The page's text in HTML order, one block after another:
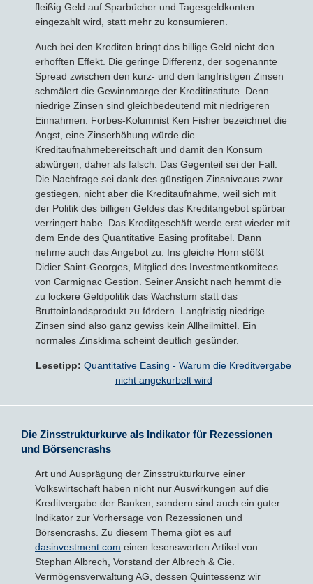
fleißig Geld auf Sparbücher und Tagesgeldkonten
eingezahlt wird, statt mehr zu konsumieren.
Auch bei den Krediten bringt das billige Geld nicht den
erhofften Effekt. Die geringe Differenz, der sogenannte
Spread zwischen den kurz- und den langfristigen Zinsen
schmälert die Gewinnmarge der Kreditinstitute. Denn
niedrige Zinsen sind gleichbedeutend mit niedrigeren
Einnahmen. Forbes-Kolumnist Ken Fisher bezeichnet die
Angst, eine Zinserhöhung würde die
Kreditaufnahmebereitschaft und damit den Konsum
abwürgen, daher als falsch. Das Gegenteil sei der Fall.
Die Nachfrage sei dank des günstigen Zinsniveaus zwar
gestiegen, nicht aber die Kreditaufnahme, weil sich mit
der Politik des billigen Geldes das Kreditangebot spürbar
verringert habe. Das Kreditgeschäft werde erst wieder mit
dem Ende des Quantitative Easing profitabel. Dann
nehme auch das Angebot zu. Ins gleiche Horn stößt
Didier Saint-Georges, Mitglied des Investmentkomitees
von Carmignac Gestion. Seiner Ansicht nach hemmt die
zu lockere Geldpolitik das Wachstum statt das
Bruttoinlandsprodukt zu fördern. Langfristig niedrige
Zinsen sind also ganz gewiss kein Allheilmittel. Ein
normales Zinsklima scheint deutlich gesünder.
Lesetipp: Quantitative Easing - Warum die Kreditvergabe
nicht angekurbelt wird
Die Zinsstrukturkurve als Indikator für Rezessionen
und Börsencrashs
Art und Ausprägung der Zinsstrukturkurve einer
Volkswirtschaft haben nicht nur Auswirkungen auf die
Kreditvergabe der Banken, sondern sind auch ein guter
Indikator zur Vorhersage von Rezessionen und
Börsencrashs. Zu diesem Thema gibt es auf
dasinvestment.com einen lesenswerten Artikel von
Stephan Albrech, Vorstand der Albrech & Cie.
Vermögensverwaltung AG, dessen Quintessenz wir